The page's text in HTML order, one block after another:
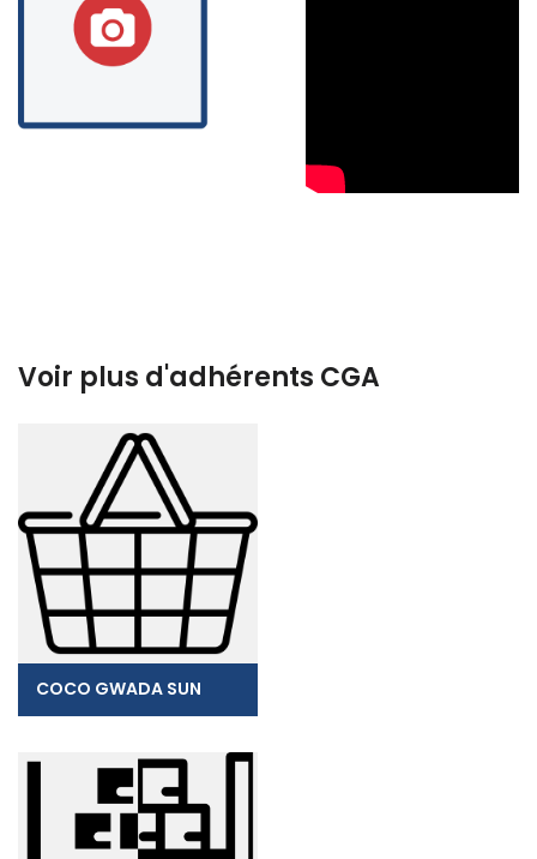
Voir plus d'adhérents CGA
COCO GWADA SUN